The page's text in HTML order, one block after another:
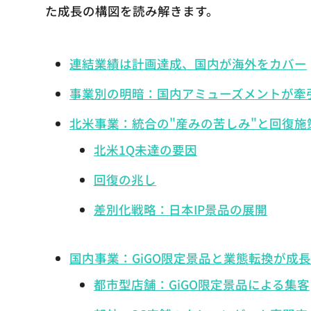
た成長の構図を読み解きます。
連結業績は計画達成、国内が海外をカバー
事業別の明暗：国内アミューズメントが牽
北米事業：統合の"産みの苦しみ"と回復施
北米1Q未達の要因
回復の兆し
差別化戦略：日本IP景品の展開
国内事業：GiGO限定景品と業態転換が成
都市型店舗：GiGO限定景品による集客